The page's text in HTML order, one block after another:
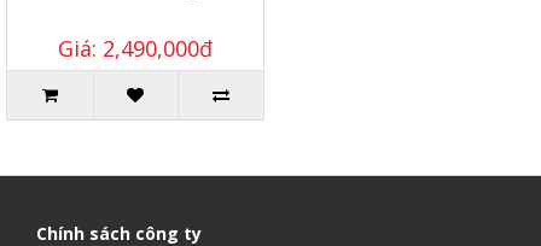
Giá: 2,490,000đ
Chính sách công ty